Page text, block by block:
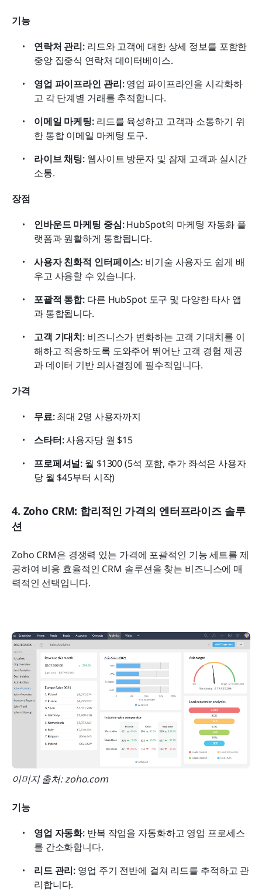
기능
연락처 관리: 리드와 고객에 대한 상세 정보를 포함한
중앙 집중식 연락처 데이터베이스.
영업 파이프라인 관리: 영업 파이프라인을 시각화하
고 각 단계별 거래를 추적합니다.
이메일 마케팅: 리드를 육성하고 고객과 소통하기 위
한 통합 이메일 마케팅 도구.
라이브 채팅: 웹사이트 방문자 및 잠재 고객과 실시간
소통.
장점
인바운드 마케팅 중심: HubSpot의 마케팅 자동화 플
랫폼과 원활하게 통합됩니다.
사용자 친화적 인터페이스: 비기술 사용자도 쉽게 배
우고 사용할 수 있습니다.
포괄적 통합: 다른 HubSpot 도구 및 다양한 타사 앱
과 통합됩니다.
고객 기대치: 비즈니스가 변화하는 고객 기대치를 이
해하고 적응하도록 도와주어 뛰어난 고객 경험 제공
과 데이터 기반 의사결정에 필수적입니다.
가격
무료: 최대 2명 사용자까지
스타터: 사용자당 월 $15
프로페셔널: 월 $1300 (5석 포함, 추가 좌석은 사용자
당 월 $45부터 시작)
4. Zoho CRM: 합리적인 가격의 엔터프라이즈 솔루
션
Zoho CRM은 경쟁력 있는 가격에 포괄적인 기능 세트를 제
공하여 비용 효율적인 CRM 솔루션을 찾는 비즈니스에 매
력적인 선택입니다.
이미지 출처:zoho.com
기능
영업 자동화: 반복 작업을 자동화하고 영업 프로세스
를 간소화합니다.
리드 관리: 영업 주기 전반에 걸쳐 리드를 추적하고 관
리합니다.